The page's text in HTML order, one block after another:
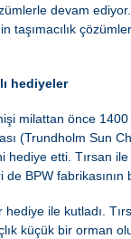
devam ediyor.
taşımacılık
hediyeler
milattan önce 1400
(Trundholm Sun
hediye etti. Tırsan
BPW fabrikasının
ile kutladı.
küçük bir orman